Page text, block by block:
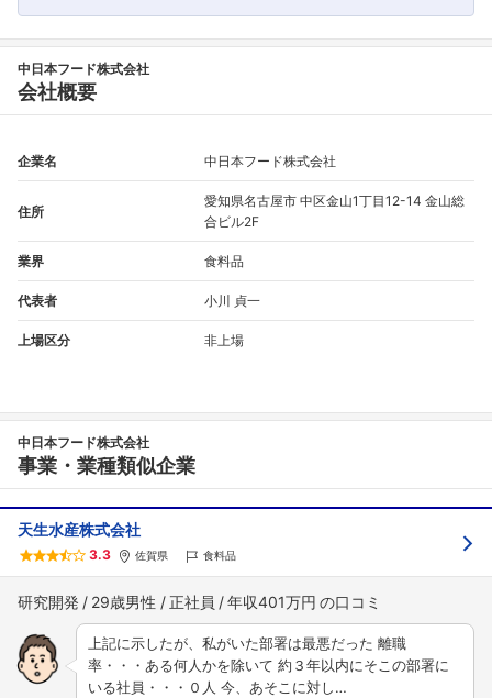
中日本フード株式会社
会社概要
企業名 中日本フード株式会社
住所
愛知県名古屋市 中区金山1丁目12-14 金山総
合ビル2F
業界 食料品
代表者 小川 貞一
上場区分 非上場
中日本フード株式会社
事業・業種類似企業
天生水産株式会社
3.3 佐賀県 食料品
研究開発 29歳男性 正社員 年収401万円
上記に示したが、私がいた部署は最悪だった 離職
率・・・ある何人かを除いて 約３年以内にそこの部署に
いる社員・・・０人 今、あそこに対し…